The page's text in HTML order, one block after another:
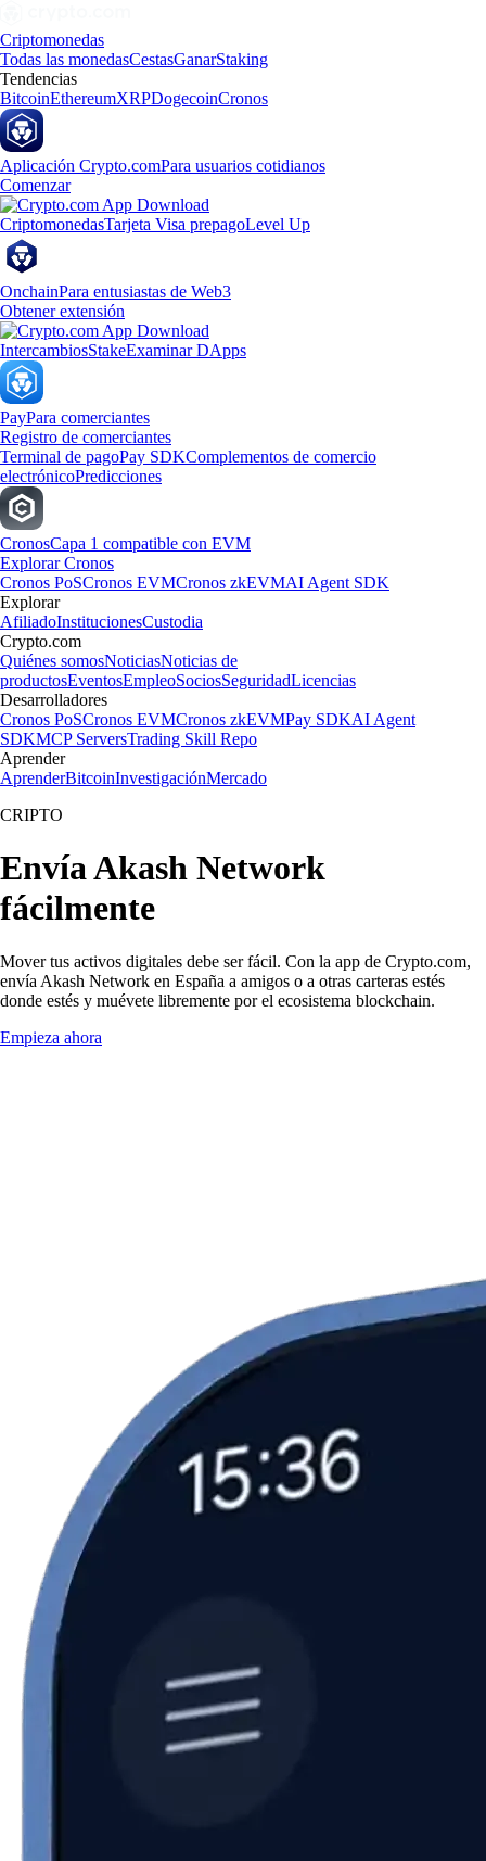
Criptomonedas
Todas las monedasCestasGanarStaking
Tendencias
BitcoinEthereumXRPDogecoinCronos
Aplicación Crypto.comPara usuarios cotidianos
Comenzar
CriptomonedasTarjeta Visa prepagoLevel Up
OnchainPara entusiastas de Web3
Obtener extensión
IntercambiosStakeExaminar DApps
PayPara comerciantes
Registro de comerciantes
Terminal de pagoPay SDKComplementos de comercio
electrónicoPredicciones
CronosCapa 1 compatible con EVM
Explorar Cronos
Cronos PoSCronos EVMCronos zkEVMAI Agent SDK
Explorar
AfiliadoInstitucionesCustodia
Crypto.com
Quiénes somosNoticiasNoticias de
productosEventosEmpleoSociosSeguridadLicencias
Desarrolladores
Cronos PoSCronos EVMCronos zkEVMPay SDKAI Agent
SDKMCP ServersTrading Skill Repo
Aprender
AprenderBitcoinInvestigaciónMercado
CRIPTO
Envía Akash Network
fácilmente
Mover tus activos digitales debe ser fácil. Con la app de Crypto.com,
envía Akash Network en España a amigos o a otras carteras estés
donde estés y muévete libremente por el ecosistema blockchain.
Empieza ahora